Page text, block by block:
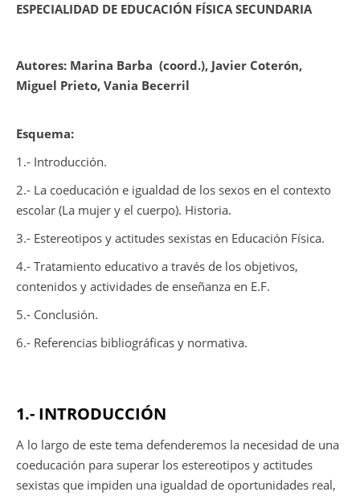
ESPECIALIDAD DE EDUCACIÓN FÍSICA SECUNDARIA
Autores: Marina Barba (coord.), Javier Coterón,
Miguel Prieto, Vania Becerril
Esquema:
1.- Introducción.
2.- La coeducación e igualdad de los sexos en el contexto
escolar (La mujer y el cuerpo). Historia.
3.- Estereotipos y actitudes sexistas en Educación Física.
4.- Tratamiento educativo a través de los objetivos,
contenidos y actividades de enseñanza en E.F.
5.- Conclusión.
6.- Referencias bibliográficas y normativa.
1.- INTRODUCCIÓN
A lo largo de este tema defenderemos la necesidad de una
coeducación para superar los estereotipos y actitudes
sexistas que impiden una igualdad de oportunidades real,